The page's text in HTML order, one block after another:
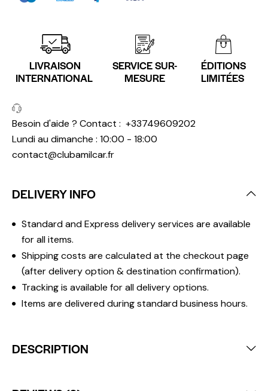
LIVRAISON
INTERNATIONAL
SERVICE SUR-
MESURE
ÉDITIONS
LIMITÉES
Besoin d'aide ? Contact : +33749609202
Lundi au dimanche : 10:00 - 18:00
contact@clubamilcar.fr
DELIVERY INFO
Standard and Express delivery services are available
for all items.
Shipping costs are calculated at the checkout page
(after delivery option & destination confirmation).
Tracking is available for all delivery options.
Items are delivered during standard business hours.
DESCRIPTION